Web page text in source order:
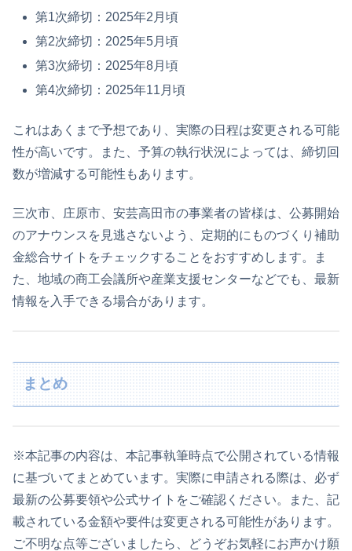
第1次締切：2025年2月頃
第2次締切：2025年5月頃
第3次締切：2025年8月頃
第4次締切：2025年11月頃
これはあくまで予想であり、実際の日程は変更される可能
性が高いです。また、予算の執行状況によっては、締切回
数が増減する可能性もあります。
三次市、庄原市、安芸高田市の事業者の皆様は、公募開始
のアナウンスを見逃さないよう、定期的にものづくり補助
金総合サイトをチェックすることをおすすめします。ま
た、地域の商工会議所や産業支援センターなどでも、最新
情報を入手できる場合があります。
まとめ
※本記事の内容は、本記事執筆時点で公開されている情報
に基づいてまとめています。実際に申請される際は、必ず
最新の公募要領や公式サイトをご確認ください。また、記
載されている金額や要件は変更される可能性があります。
ご不明な点等ございましたら、どうぞお気軽にお声かけ願